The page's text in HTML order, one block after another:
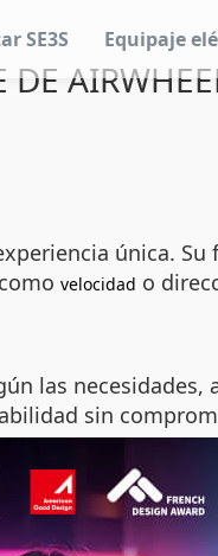
SE3S Equipaje
única.
velocidad o
las
sin